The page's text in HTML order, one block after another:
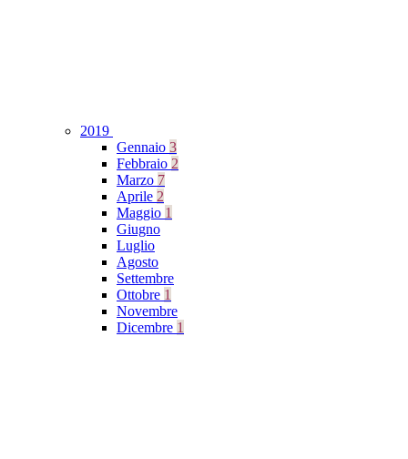
2019
Gennaio 3
Febbraio 2
Marzo 7
Aprile 2
Maggio 1
Giugno
Luglio
Agosto
Settembre
Ottobre 1
Novembre
Dicembre 1